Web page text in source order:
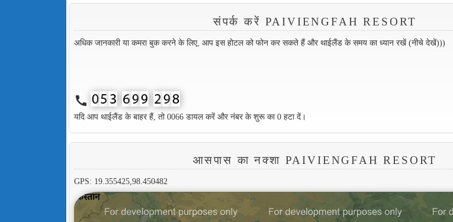
संपर्क करें PAIVIENGFAH RESORT
अधिक जानकारी या कमरा बुक करने के लिए, आप इस होटल को फोन कर सकते हैं और थाईलैंड के समय का ध्यान रखें (नीचे देखें)))
call
यदि आप थाईलैंड के बाहर हैं, तो 0066 डायल करें और नंबर के शुरू का 0 हटा दें।
आसपास का नक्शा PAIVIENGFAH RESORT
GPS: 19.355425,98.450482